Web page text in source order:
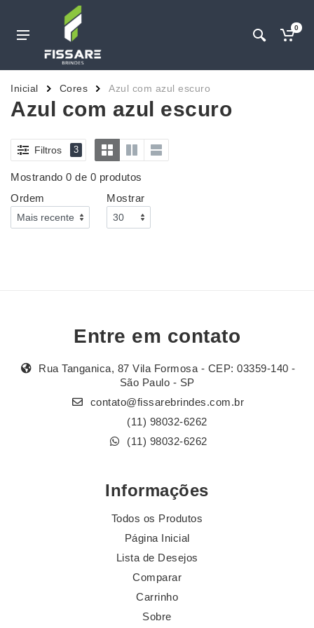
0
Inicial Cores Azul com azul escuro
Azul com azul escuro
Filtros 3
Mostrando 0 de 0 produtos
Ordem
Mostrar
Entre em contato
Rua Tanganica, 87 Vila Formosa - CEP: 03359-140 -
São Paulo - SP
contato@fissarebrindes.com.br
(11) 98032-6262
(11) 98032-6262
Informações
Todos os Produtos
Página Inicial
Lista de Desejos
Comparar
Carrinho
Sobre